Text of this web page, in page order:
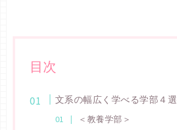
目次
文系の幅広く学べる学部４選
＜教養学部＞